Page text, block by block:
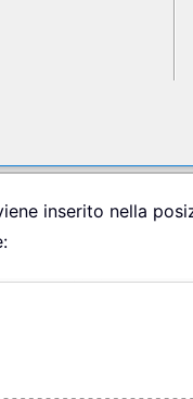
inserito nella